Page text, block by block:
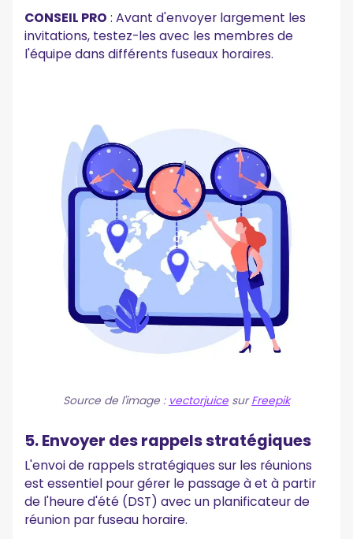
CONSEIL PRO : Avant d'envoyer largement les
invitations, testez-les avec les membres de
l'équipe dans différents fuseaux horaires.
Source de l'image : vectorjuice surFreepik
5. Envoyer des rappels stratégiques
L'envoi de rappels stratégiques sur les réunions
est essentiel pour gérer le passage à et à partir
de l'heure d'été (DST) avec un planificateur de
réunion par fuseau horaire.